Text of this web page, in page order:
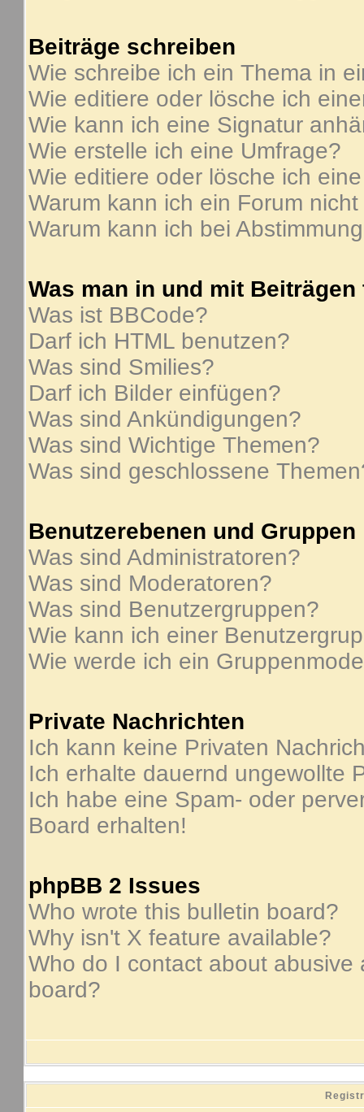
Beiträge schreiben
Wie schreibe ich ein Thema in
Wie editiere oder lösche ich
Wie kann ich eine Signatur
Wie erstelle ich eine Umfrage?
Wie editiere oder lösche ich
Warum kann ich ein Forum
Warum kann ich bei
Was man in und mit Beiträgen
Was ist BBCode?
Darf ich HTML benutzen?
Was sind Smilies?
Darf ich Bilder einfügen?
Was sind Ankündigungen?
Was sind Wichtige Themen?
Was sind geschlossene
Benutzerebenen und Gruppen
Was sind Administratoren?
Was sind Moderatoren?
Was sind Benutzergruppen?
Wie kann ich einer
Wie werde ich ein
Private Nachrichten
Ich kann keine Privaten
Ich erhalte dauernd ungewollte
Ich habe eine Spam- oder
Board erhalten!
phpBB 2 Issues
Who wrote this bulletin board?
Why isn't X feature available?
Who do I contact about
board?